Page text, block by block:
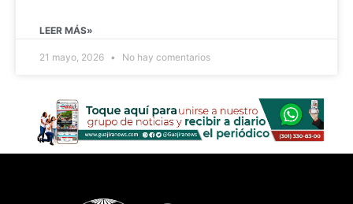
LEER MÁS»
21 mayo, 2026 No hay comentarios